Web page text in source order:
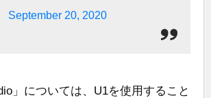
September 20, 2020
」については、U1を使用すること